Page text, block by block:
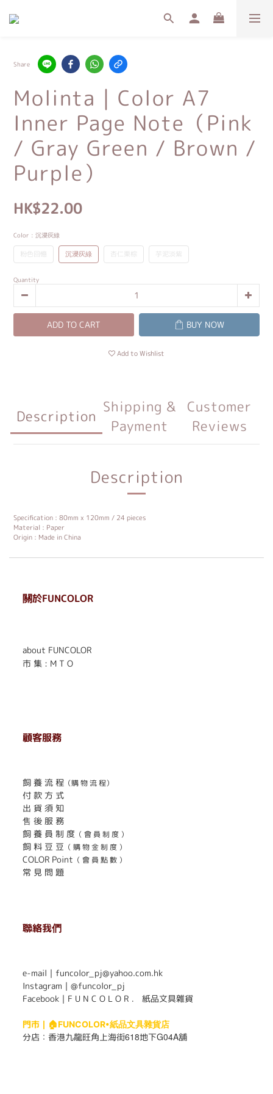
Share
Molinta｜Color A7
Inner Page Note（Pink
/ Gray Green / Brown /
Purple）
HK$22.00
Color : 沉浸灰綠
粉色回憶 沉浸灰綠 杏仁栗棕 芋泥淡紫
Quantity
ADD TO CART BUY NOW
Add to Wishlist
Description
Shipping &
Payment
Customer
Reviews
Description
Specification : 80mm x 120mm / 24 pieces
Material : Paper
Origin : Made in China
關於FUNCOLOR
about FUNCOLOR
市 集 : M T O
顧客服務
飼 養 流 程 （購 物 流 程）
付 款 方 式
出 貨 須 知
售 後 服 務
飼 養 員 制 度 （ 會 員 制 度 ）
飼 料 豆 豆 （ 購 物 金 制 度 ）
COLOR Point （ 會 員 點 數 ）
常 見 問 題
聯絡我們
e-mail｜funcolor_pj@yahoo.com.hk
Instagram｜ @funcolor_pj
Facebook｜ F U N C O L O R ． 紙品文具雜貨
門市｜ 🏠FUNCOLOR•紙品文具雜貨店
分店： 香港九龍旺角上海街618地下G04A舖